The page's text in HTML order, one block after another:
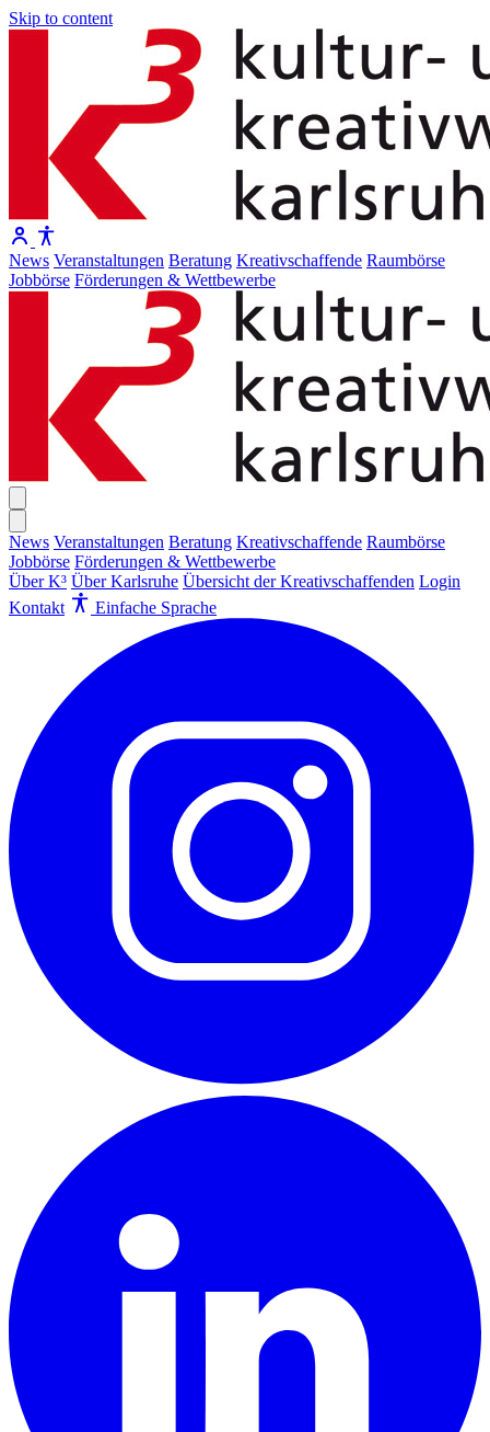
Skip to content
News Veranstaltungen Beratung Kreativschaffende Raumbörse
Jobbörse Förderungen & Wettbewerbe
News Veranstaltungen Beratung Kreativschaffende Raumbörse
Jobbörse Förderungen & Wettbewerbe
Über K³ Über Karlsruhe Übersicht der Kreativschaffenden Login
Kontakt
Einfache Sprache